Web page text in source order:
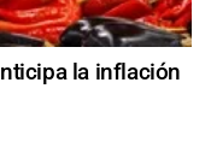
la inflación